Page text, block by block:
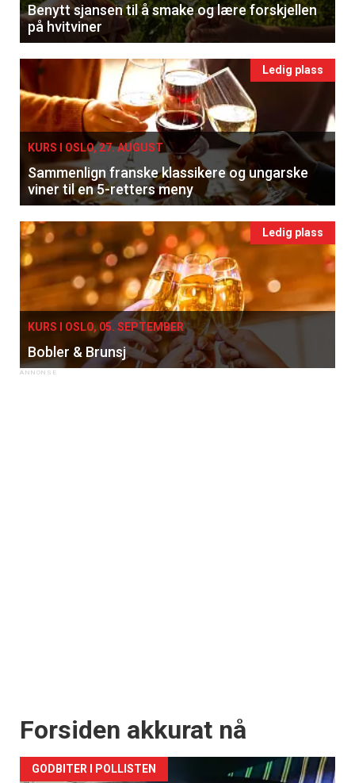
Benytt sjansen til å smake og lære forskjellen
på hvitviner
Ledig plass
KURS I OSLO, 27. AUGUST
Sammenlign franske klassikere og ungarske
viner til en 5-retters meny
Ledig plass
KURS I OSLO, 05. SEPTEMBER
Bobler & Brunsj
Forsiden akkurat nå
GODBITER I POLLISTEN